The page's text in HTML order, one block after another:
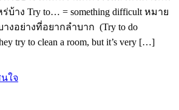
บ้าง Try to… = something difficult หมาย
งอย่างที่อยากลำบาก (Try to do
try to clean a room, but it’s very […]
ใจ